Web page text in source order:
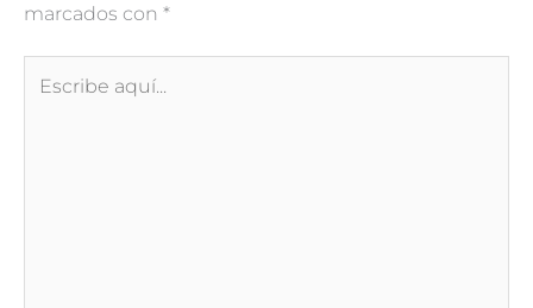
marcados con *
aquí...